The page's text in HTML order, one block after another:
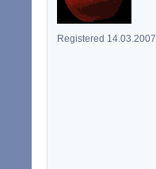
Registered 14.03.2007